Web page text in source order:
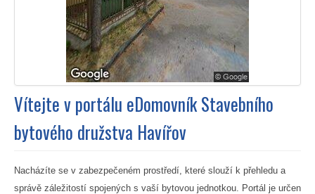
Vítejte v portálu eDomovník Stavebního
bytového družstva Havířov
Nacházíte se v zabezpečeném prostředí, které slouží k přehledu a
správě záležitostí spojených s vaší bytovou jednotkou. Portál je určen